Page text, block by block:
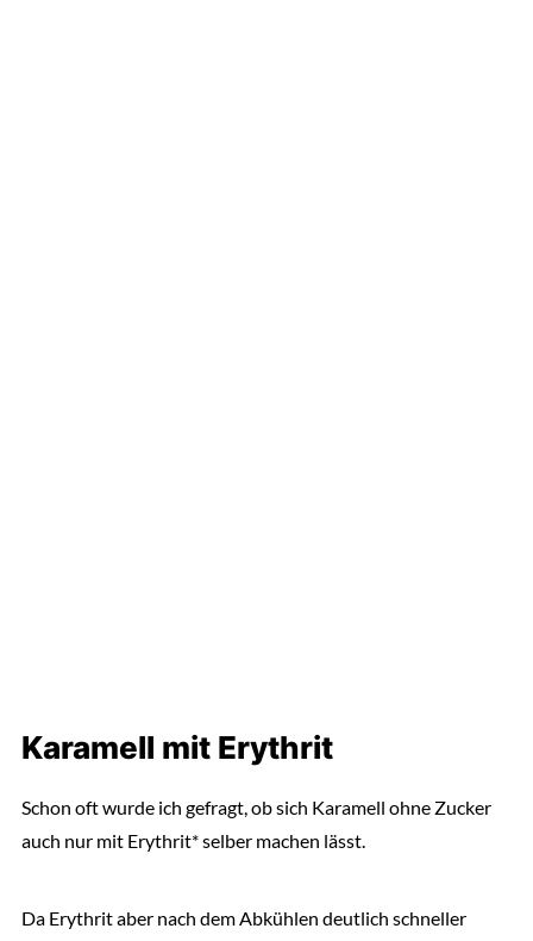
Karamell mit Erythrit
Schon oft wurde ich gefragt, ob sich Karamell ohne Zucker
auch nur mit Erythrit* selber machen lässt.
Da Erythrit aber nach dem Abkühlen deutlich schneller